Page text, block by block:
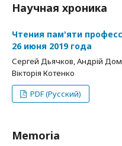
Научная хроника
Чтения пам'яти
26 июня 2019 года
Сергей Дьячков, Андрій
Вікторія Котенко
PDF (Русский)
Memoria